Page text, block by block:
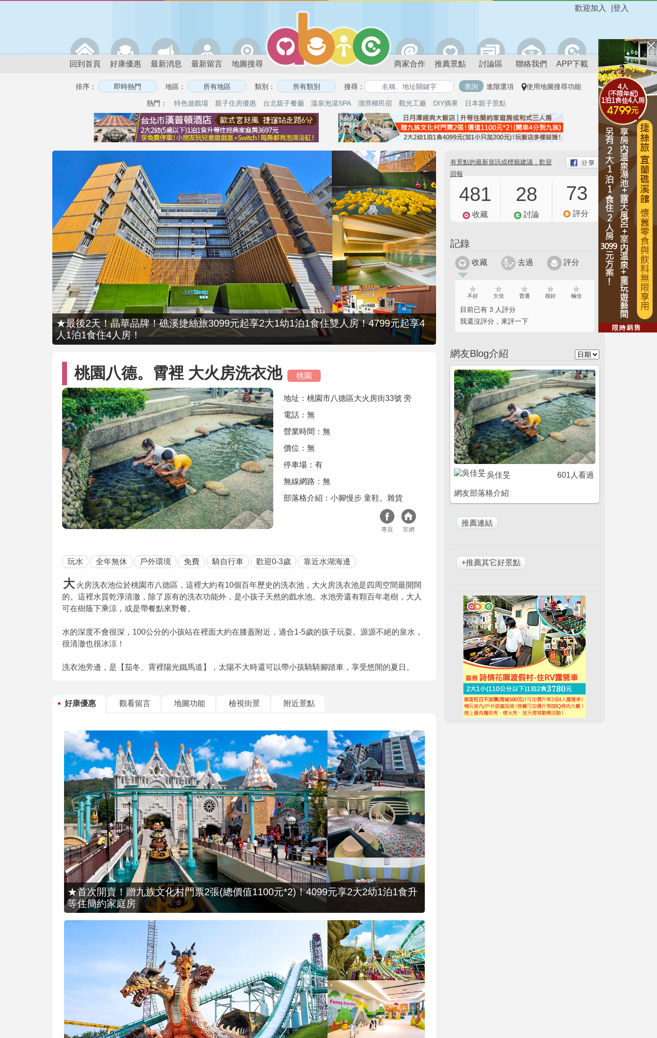
登入
歡迎加入
回到首頁 好康優惠 最新消息 最新留言 地圖搜尋 商家合作 推薦景點 討論區 聯絡我們 APP下載
排序： 地區： 類別： 搜尋： 進階選項 使用地圖搜尋功能
熱門： 特色遊戲場 親子住房優惠 台北親子餐廳 溫泉泡湯SPA 溜滑梯民宿 觀光工廠 DIY摘果 日本親子景點
★最後2天！晶華品牌！礁溪捷絲旅3099元起享2大1幼1泊1食住雙人房！4799元起享4
人1泊1食住4人房！
桃園八德。霄裡 大火房洗衣池 桃園
地址：桃園市八德區大火房街33號 旁
電話：無
營業時間：無
價位：無
停車場：有
無線網路：無
部落格介紹：小腳慢步 童鞋。雜貨
專頁 官網
玩水 全年無休 戶外環境 免費 騎自行車 歡迎0-3歲 靠近水湖海邊
大 火房洗衣池位於桃園市八德區，這裡大約有10個百年歷史的洗衣池，大火房洗衣池是四周空間最開闊
的。這裡水質乾淨清澈，除了原有的洗衣功能外，是小孩子天然的戲水池。水池旁還有顆百年老樹，大人
可在樹蔭下乘涼，或是帶餐點來野餐。
水的深度不會很深，100公分的小孩站在裡面大約在膝蓋附近，適合1-5歲的孩子玩耍。源源不絕的泉水，
很清澈也很冰涼！
洗衣池旁邊，是【茄冬、霄裡陽光鐵馬道】，太陽不大時還可以帶小孩騎騎腳踏車，享受悠閒的夏日。
好康優惠 觀看留言 地圖功能 檢視街景 附近景點
★首次開賣！贈九族文化村門票2張(總價值1100元*2)！4099元享2大2幼1泊1食升
等住簡約家庭房
有景點的最新資訊或標籤建議，歡迎
回報
481
收藏
28
討論
73
評分
記錄
收藏 去過 評分
不好 欠佳 普通 很好 極佳
目前已有 3 人評分
我還沒評分，來評一下
網友Blog介紹
吳佳旻 601人看過
網友部落格介紹
+推薦其它好景點